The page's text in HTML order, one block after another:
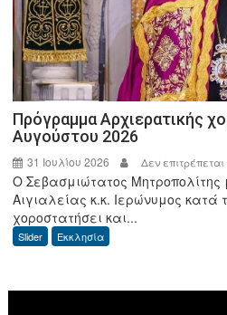
Πρόγραμμα Αρχιερατικής
Αυγούστου 2026
31 Ιουλίου 2026 Δεν
Ο Σεβασμιώτατος
Αιγιαλείας κ.κ. Ιερώνυμος κατά
χοροστατήσει και...
Slider Εκκλησία